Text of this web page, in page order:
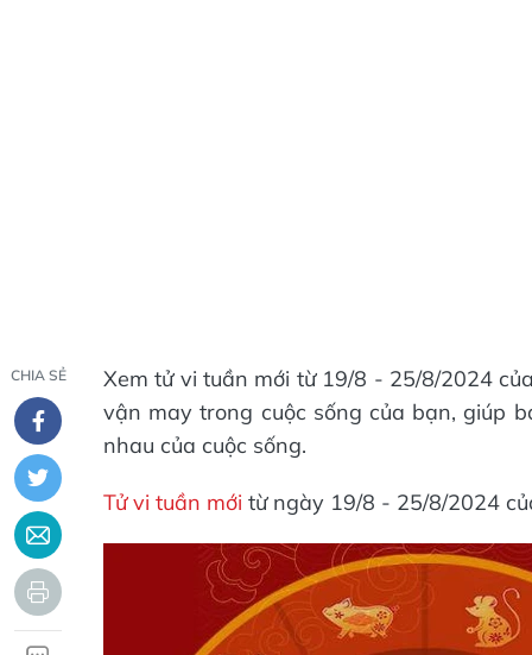
CHIA SẺ
Xem tử vi tuần mới từ 19/8 - 25/8/2024
vận may trong cuộc sống của bạn, giúp
nhau của cuộc sống.
Tử vi tuần mới từ ngày 19/8 - 25/8/2024